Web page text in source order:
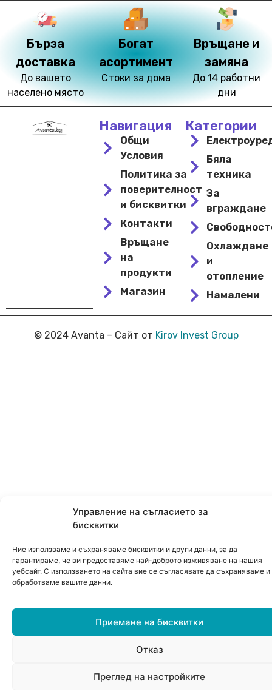
Управление на съгласието за
бисквитки
Ние използваме и съхраняваме бисквитки и други данни, за да
гарантираме, че ви предоставяме най-доброто изживяване на нашия
уебсайт. С използването на сайта вие се съгласявате да съхраняваме и
обработваме вашите данни.
Приемане на бисквитки
Отказ
Преглед на настройките
Бърза
доставка
До вашето
населено място
Богат
асортимент
Стоки за дома
Връщане и
замяна
До 14 работни
дни
Навигация
Общи
Условия
Политика за
поверителност
и бисквитки
Контакти
Връщане
на
продукти
Магазин
Категории
Бяла
техника
За
вграждане
Охлаждане
и
отопление
Намалени
© 2024 Avanta – Сайт от Kirov Invest Group